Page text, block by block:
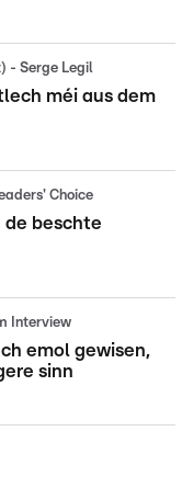
- Serge Legil
méi aus dem
Choice
de beschte
Interview
emol gewisen,
sinn